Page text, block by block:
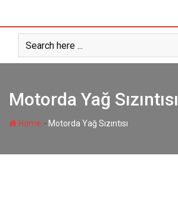
content
Motorda Yağ Sızıntısı
Home - Motorda Yağ Sızıntısı